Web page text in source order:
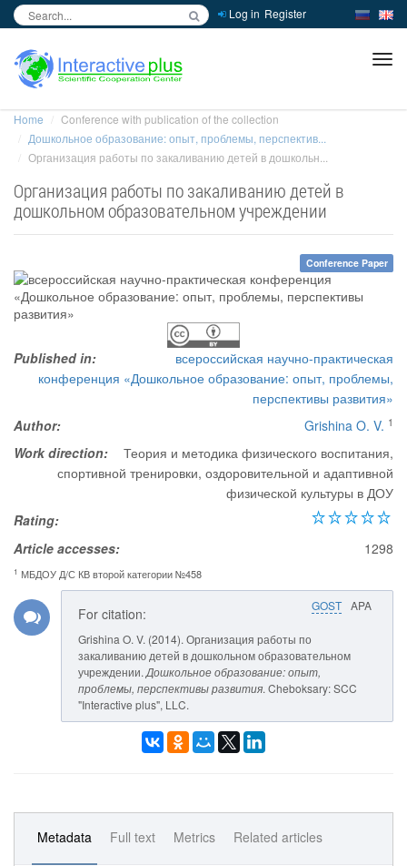
Log in Register
Home
Conference with publication of the collection
Дошкольное образование: опыт, проблемы, перспектив...
Организация работы по закаливанию детей в дошкольн...
Организация работы по закаливанию детей в
дошкольном образовательном учреждении
Conference Paper
Published in:
всероссийская научно-практическая
конференция «Дошкольное образование: опыт, проблемы,
перспективы развития»
Author:
Grishina O. V. 1
Work direction:
Теория и методика физического воспитания,
спортивной тренировки, оздоровительной и адаптивной
физической культуры в ДОУ
Rating:
Article accesses:
1298
1 МБДОУ Д/С КВ второй категории №458
GOST APA
For citation:
Grishina O. V. (2014). Организация работы по
закаливанию детей в дошкольном образовательном
учреждении. Дошкольное образование: опыт,
проблемы, перспективы развития. Cheboksary: SCC
"Interactive plus", LLC.
Metadata Full text Metrics Related articles